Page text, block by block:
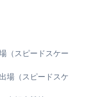
（スピードスケー
場（スピードスケ